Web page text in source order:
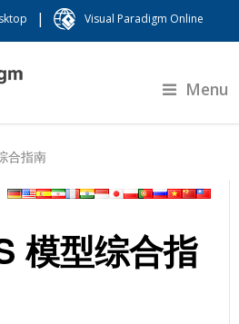
| Visual Paradigm Online
Menu
合指南
模型综合指